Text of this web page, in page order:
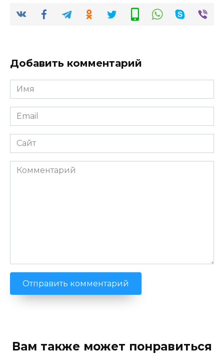
Добавить комментарий
Имя
*
Email
*
Сайт
Комментарий
Вам также может понравиться